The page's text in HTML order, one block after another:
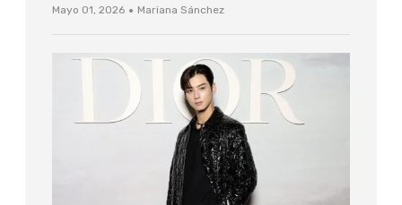
Mayo 01, 2026 · Mariana Sánchez